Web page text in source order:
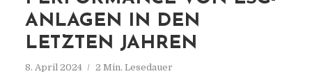
ANLAGEN IN DEN
LETZTEN JAHREN
8. April 2024 2 Min. Lesedauer